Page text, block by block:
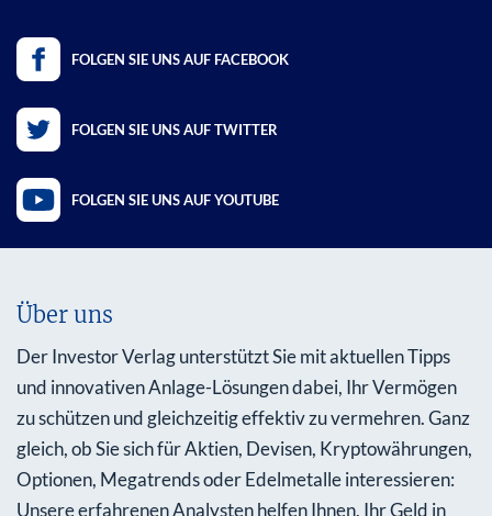
FOLGEN SIE UNS AUF FACEBOOK
FOLGEN SIE UNS AUF TWITTER
FOLGEN SIE UNS AUF YOUTUBE
Über uns
Der Investor Verlag unterstützt Sie mit aktuellen Tipps
und innovativen Anlage-Lösungen dabei, Ihr Vermögen
zu schützen und gleichzeitig effektiv zu vermehren. Ganz
gleich, ob Sie sich für Aktien, Devisen, Kryptowährungen,
Optionen, Megatrends oder Edelmetalle interessieren:
Unsere erfahrenen Analysten helfen Ihnen, Ihr Geld in